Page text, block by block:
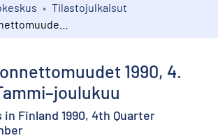
Tilastojulkaisut
1990, 4.
Finland 1990, 4th Quarter